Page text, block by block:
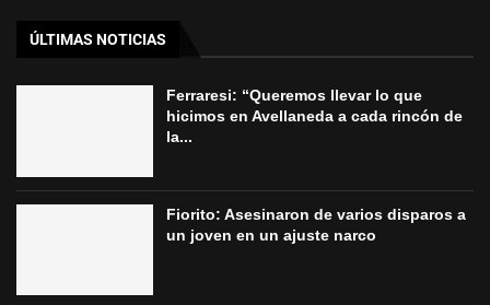
ÚLTIMAS NOTICIAS
Ferraresi: “Queremos llevar lo que
hicimos en Avellaneda a cada rincón de
la...
Fiorito: Asesinaron de varios disparos a
un joven en un ajuste narco